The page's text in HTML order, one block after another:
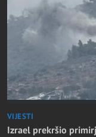
VIJESTI
Izrael prekršio